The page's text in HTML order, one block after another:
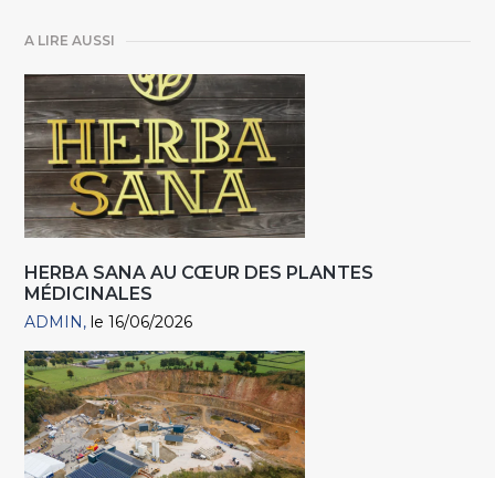
A LIRE AUSSI
HERBA SANA AU CŒUR DES PLANTES
MÉDICINALES
ADMIN le 16/06/2026